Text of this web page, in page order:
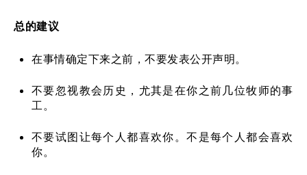
总的建议
在事情确定下来之前，不要发表公开声明。
不要忽视教会历史，尤其是在你之前几位牧师的事
工。
不要试图让每个人都喜欢你。不是每个人都会喜欢
你。